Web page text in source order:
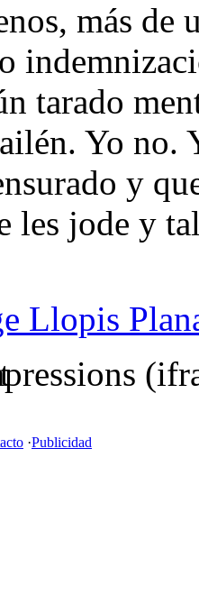
más de
tarado
Yo no.
y
les jode y
Llopis
·Publicidad